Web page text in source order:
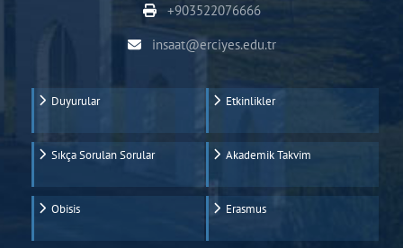
+903522076666
insaat@erciyes.edu.tr
Duyurular Etkinlikler
Sıkça Sorulan Sorular Akademik Takvim
Obisis Erasmus